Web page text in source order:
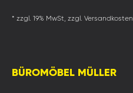
* zzgl. 19% MwSt, zzgl. Versandkosten
BÜROMÖBEL MÜLLER